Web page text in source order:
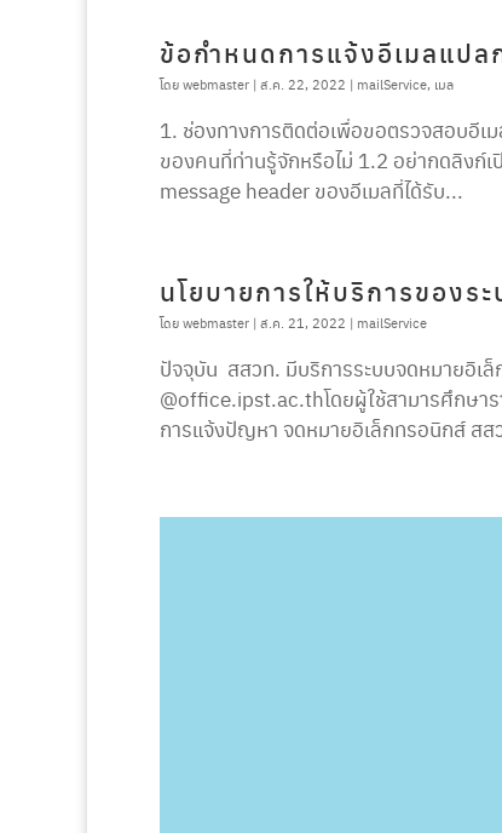
ข้อกำหนดการแจ้งอีเมลแปล
โดย webmaster | ส.ค. 22, 2022 | mailService, เมล
1. ช่องทางการติดต่อเพื่อขอตรวจสอบอีเ
ของคนที่ท่านรู้จักหรือไม่ 1.2 อย่ากดลิงก์เ
message header ของอีเมลที่ได้รับ...
นโยบายการให้บริการของร
โดย webmaster | ส.ค. 21, 2022 | mailService
ปัจจุบัน สสวท. มีบริการระบบจดหมายอิเ
@office.ipst.ac.thโดยผู้ใช้สามารศึกษา
การแจ้งปัญหา จดหมายอิเล็กทรอนิกส์ สส